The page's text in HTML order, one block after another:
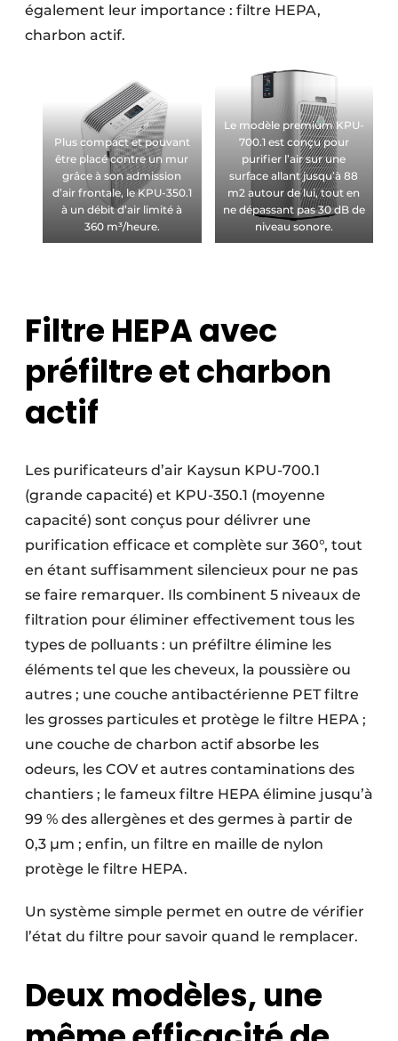
également leur importance : filtre HEPA,
charbon actif.
Plus compact et pouvant
être placé contre un mur
grâce à son admission
d’air frontale, le KPU-350.1
à un débit d’air limité à
360 m³/heure.
Le modèle premium KPU-
700.1 est conçu pour
purifier l’air sur une
surface allant jusqu’à 88
m2 autour de lui, tout en
ne dépassant pas 30 dB de
niveau sonore.
Filtre HEPA avec
préfiltre et charbon
actif
Les purificateurs d’air Kaysun KPU-700.1
(grande capacité) et KPU-350.1 (moyenne
capacité) sont conçus pour délivrer une
purification efficace et complète sur 360°, tout
en étant suffisamment silencieux pour ne pas
se faire remarquer. Ils combinent 5 niveaux de
filtration pour éliminer effectivement tous les
types de polluants : un préfiltre élimine les
éléments tel que les cheveux, la poussière ou
autres ; une couche antibactérienne PET filtre
les grosses particules et protège le filtre HEPA ;
une couche de charbon actif ­absorbe les
odeurs, les COV et autres contaminations des
chantiers ; le fameux filtre HEPA élimine jusqu’à
99 % des allergènes et des germes à partir de
0,3 µm ; enfin, un filtre en maille de nylon
protège le filtre HEPA.
Un système simple permet en outre de vérifier
l’état du filtre pour savoir quand le remplacer.
Deux modèles, une